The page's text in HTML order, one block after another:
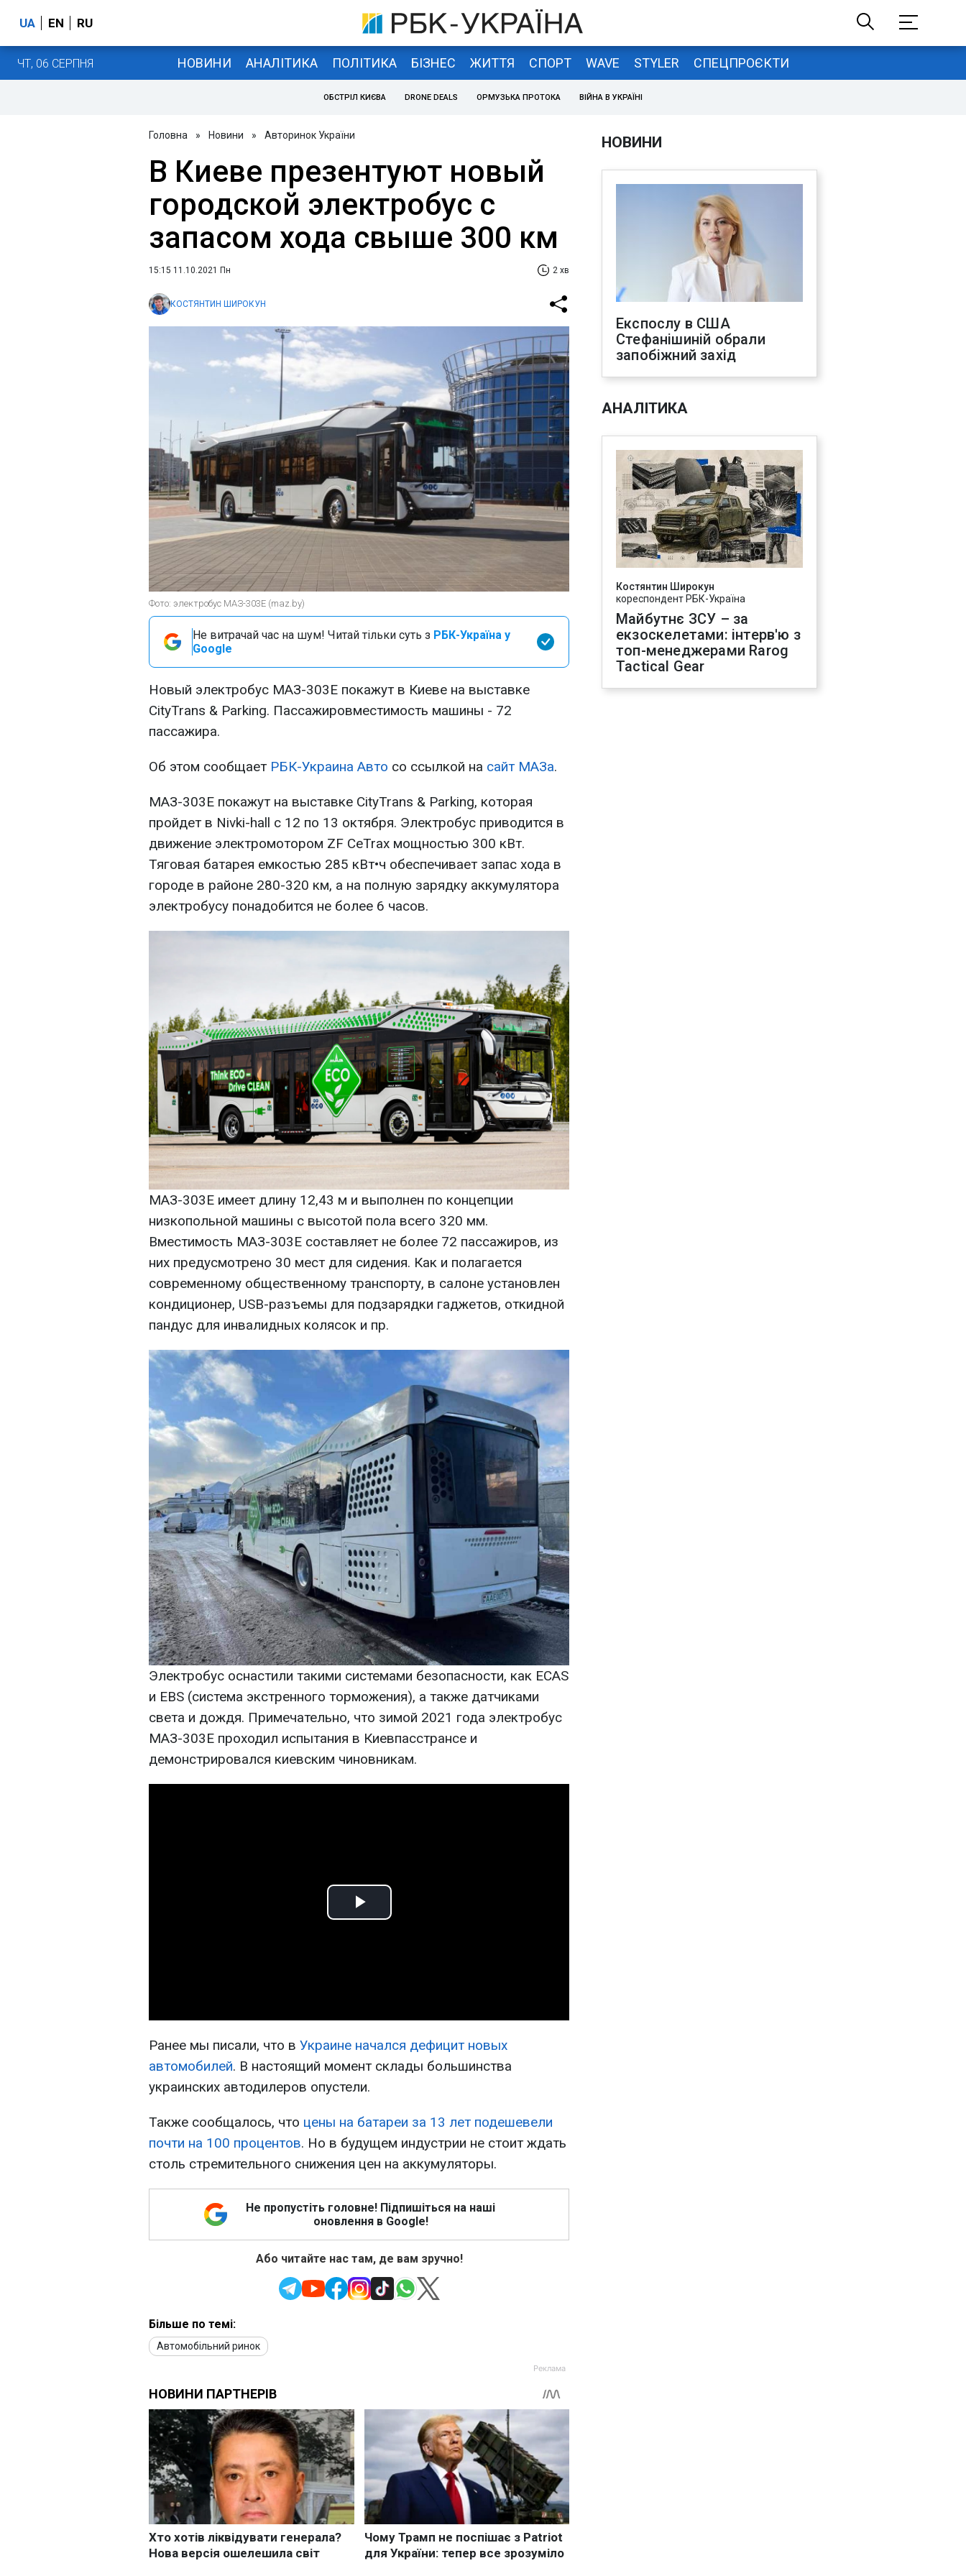
UA EN RU
ЧТ, 06 СЕРПНЯ НОВИНИ АНАЛІТИКА ПОЛІТИКА БІЗНЕС ЖИТТЯ СПОРТ WAVE STYLER СПЕЦПРОЄКТИ
ОБСТРІЛ КИЄВА DRONE DEALS ОРМУЗЬКА ПРОТОКА ВІЙНА В УКРАЇНІ
Головна » Новини » Авторинок України
В Киеве презентуют новый
городской электробус с
запасом хода свыше 300 км
15:15 11.10.2021 Пн 2 хв
КОСТЯНТИН ШИРОКУН
Фото: электробус МАЗ-303Е (maz.by)
Не витрачай час на шум! Читай тільки суть з РБК-Україна у
Google
Новый электробус МАЗ-303Е покажут в Киеве на выставке
CityTrans & Parking. Пассажировместимость машины - 72
пассажира.
Об этом сообщает РБК-Украина Авто со ссылкой на сайт МАЗа.
МАЗ-303Е покажут на выставке CityTrans & Parking, которая
пройдет в Nivki-hall с 12 по 13 октября. Электробус приводится в
движение электромотором ZF CeTrax мощностью 300 кВт.
Тяговая батарея емкостью 285 кВт•ч обеспечивает запас хода в
городе в районе 280-320 км, а на полную зарядку аккумулятора
электробусу понадобится не более 6 часов.
МАЗ-303Е имеет длину 12,43 м и выполнен по концепции
низкопольной машины с высотой пола всего 320 мм.
Вместимость МАЗ-303Е составляет не более 72 пассажиров, из
них предусмотрено 30 мест для сидения. Как и полагается
современному общественному транспорту, в салоне установлен
кондиционер, USB-разъемы для подзарядки гаджетов, откидной
пандус для инвалидных колясок и пр.
Электробус оснастили такими системами безопасности, как ECAS
и EBS (система экстренного торможения), а также датчиками
света и дождя. Примечательно, что зимой 2021 года электробус
МАЗ-303Е проходил испытания в Киевпасстрансе и
демонстрировался киевским чиновникам.
Play
Ранее мы писали, что в Украине начался дефицит новых
автомобилей. В настоящий момент склады большинства
украинских автодилеров опустели.
Также сообщалось, что цены на батареи за 13 лет подешевели
почти на 100 процентов. Но в будущем индустрии не стоит ждать
столь стремительного снижения цен на аккумуляторы.
Не пропустіть головне! Підпишіться на наші
оновлення в Google!
Або читайте нас там, де вам зручно!
Більше по темі:
Автомобільний ринок
НОВИНИ
Експослу в США
Стефанішиній обрали
запобіжний захід
АНАЛІТИКА
Костянтин Широкун
кореспондент РБК-Україна
Майбутнє ЗСУ – за
екзоскелетами: інтерв'ю з
топ-менеджерами Rarog
Tactical Gear